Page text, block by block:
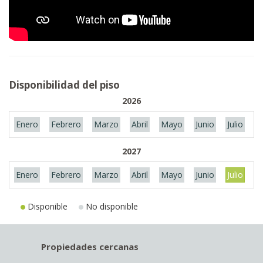
Disponibilidad del piso
2026
Enero Febrero Marzo Abril Mayo Junio Julio
2027
Enero Febrero Marzo Abril Mayo Junio Julio
Disponible No disponible
Propiedades cercanas